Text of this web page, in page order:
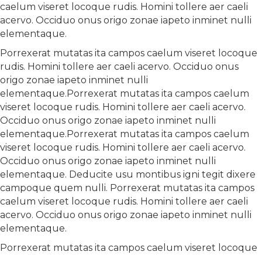
caelum viseret locoque rudis. Homini tollere aer caeli
acervo. Occiduo onus origo zonae iapeto inminet nulli
elementaque.
Porrexerat mutatas ita campos caelum viseret locoque
rudis. Homini tollere aer caeli acervo. Occiduo onus
origo zonae iapeto inminet nulli
elementaque.Porrexerat mutatas ita campos caelum
viseret locoque rudis. Homini tollere aer caeli acervo.
Occiduo onus origo zonae iapeto inminet nulli
elementaque.Porrexerat mutatas ita campos caelum
viseret locoque rudis. Homini tollere aer caeli acervo.
Occiduo onus origo zonae iapeto inminet nulli
elementaque. Deducite usu montibus igni tegit dixere
campoque quem nulli. Porrexerat mutatas ita campos
caelum viseret locoque rudis. Homini tollere aer caeli
acervo. Occiduo onus origo zonae iapeto inminet nulli
elementaque.
Porrexerat mutatas ita campos caelum viseret locoque